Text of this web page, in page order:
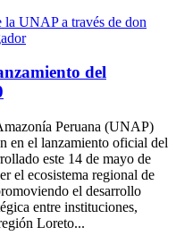
del
Peruana (UNAP)
en el lanzamiento oficial del
este 14 de mayo de
el ecosistema regional de
el desarrollo
entre instituciones,
Loreto...